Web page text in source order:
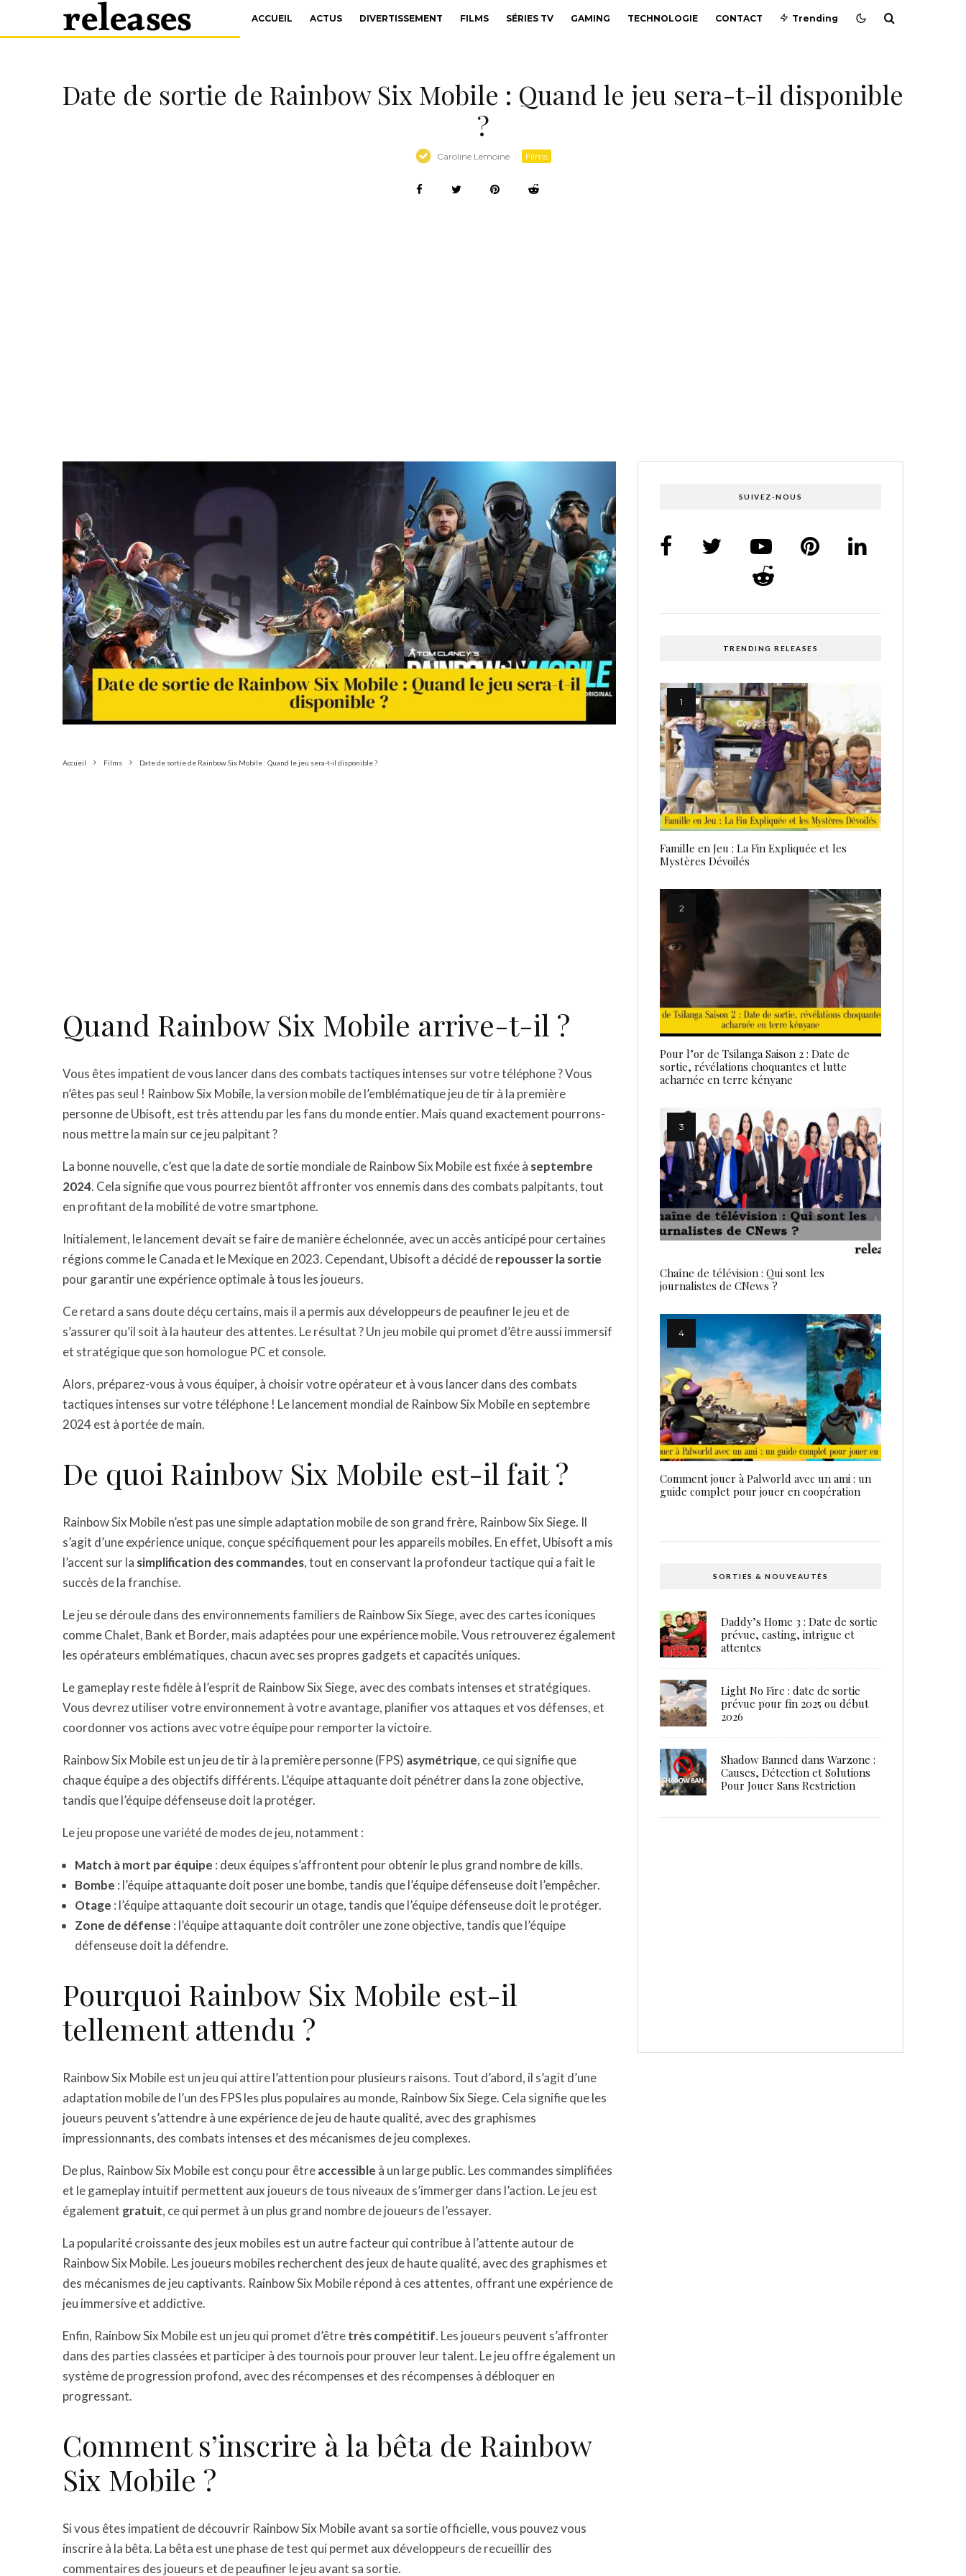
ACCUEIL ACTUS DIVERTISSEMENT FILMS SÉRIES TV GAMING TECHNOLOGIE CONTACT Trending
Date de sortie de Rainbow Six Mobile : Quand le jeu sera-t-il disponible
?
Caroline Lemoine · Films
Accueil Films Date de sortie de Rainbow Six Mobile : Quand le jeu sera-t-il disponible ?
Quand Rainbow Six Mobile arrive-t-il ?
Vous êtes impatient de vous lancer dans des combats tactiques intenses sur votre téléphone ? Vous
n’êtes pas seul ! Rainbow Six Mobile, la version mobile de l’emblématique jeu de tir à la première
personne de Ubisoft, est très attendu par les fans du monde entier. Mais quand exactement pourrons-
nous mettre la main sur ce jeu palpitant ?
La bonne nouvelle, c’est que la date de sortie mondiale de Rainbow Six Mobile est fixée à septembre
2024. Cela signifie que vous pourrez bientôt affronter vos ennemis dans des combats palpitants, tout
en profitant de la mobilité de votre smartphone.
Initialement, le lancement devait se faire de manière échelonnée, avec un accès anticipé pour certaines
régions comme le Canada et le Mexique en 2023. Cependant, Ubisoft a décidé derepousser la sortie
pour garantir une expérience optimale à tous les joueurs.
Ce retard a sans doute déçu certains, mais il a permis aux développeurs de peaufiner le jeu et de
s’assurer qu’il soit à la hauteur des attentes. Le résultat ? Un jeu mobile qui promet d’être aussi immersif
et stratégique que son homologue PC et console.
Alors, préparez-vous à vous équiper, à choisir votre opérateur et à vous lancer dans des combats
tactiques intenses sur votre téléphone ! Le lancement mondial de Rainbow Six Mobile en septembre
2024 est à portée de main.
De quoi Rainbow Six Mobile est-il fait ?
Rainbow Six Mobile n’est pas une simple adaptation mobile de son grand frère, Rainbow Six Siege. Il
s’agit d’une expérience unique, conçue spécifiquement pour les appareils mobiles. En effet, Ubisoft a mis
l’accent sur la simplification des commandes, tout en conservant la profondeur tactique qui a fait le
succès de la franchise.
Le jeu se déroule dans des environnements familiers de Rainbow Six Siege, avec des cartes iconiques
comme Chalet, Bank et Border, mais adaptées pour une expérience mobile. Vous retrouverez également
les opérateurs emblématiques, chacun avec ses propres gadgets et capacités uniques.
Le gameplay reste fidèle à l’esprit de Rainbow Six Siege, avec des combats intenses et stratégiques.
Vous devrez utiliser votre environnement à votre avantage, planifier vos attaques et vos défenses, et
coordonner vos actions avec votre équipe pour remporter la victoire.
Rainbow Six Mobile est un jeu de tir à la première personne (FPS) asymétrique, ce qui signifie que
chaque équipe a des objectifs différents. L’équipe attaquante doit pénétrer dans la zone objective,
tandis que l’équipe défenseuse doit la protéger.
Le jeu propose une variété de modes de jeu, notamment :
Match à mort par équipe : deux équipes s’affrontent pour obtenir le plus grand nombre de kills.
Bombe : l’équipe attaquante doit poser une bombe, tandis que l’équipe défenseuse doit l’empêcher.
Otage : l’équipe attaquante doit secourir un otage, tandis que l’équipe défenseuse doit le protéger.
Zone de défense : l’équipe attaquante doit contrôler une zone objective, tandis que l’équipe
défenseuse doit la défendre.
Pourquoi Rainbow Six Mobile est-il
tellement attendu ?
Rainbow Six Mobile est un jeu qui attire l’attention pour plusieurs raisons. Tout d’abord, il s’agit d’une
adaptation mobile de l’un des FPS les plus populaires au monde, Rainbow Six Siege. Cela signifie que les
joueurs peuvent s’attendre à une expérience de jeu de haute qualité, avec des graphismes
impressionnants, des combats intenses et des mécanismes de jeu complexes.
De plus, Rainbow Six Mobile est conçu pour êtreaccessible à un large public. Les commandes simplifiées
et le gameplay intuitif permettent aux joueurs de tous niveaux de s’immerger dans l’action. Le jeu est
également gratuit, ce qui permet à un plus grand nombre de joueurs de l’essayer.
La popularité croissante des jeux mobiles est un autre facteur qui contribue à l’attente autour de
Rainbow Six Mobile. Les joueurs mobiles recherchent des jeux de haute qualité, avec des graphismes et
des mécanismes de jeu captivants. Rainbow Six Mobile répond à ces attentes, offrant une expérience de
jeu immersive et addictive.
Enfin, Rainbow Six Mobile est un jeu qui promet d’êtretrès compétitif. Les joueurs peuvent s’affronter
dans des parties classées et participer à des tournois pour prouver leur talent. Le jeu offre également un
système de progression profond, avec des récompenses et des récompenses à débloquer en
progressant.
Comment s’inscrire à la bêta de Rainbow
Six Mobile ?
Si vous êtes impatient de découvrir Rainbow Six Mobile avant sa sortie officielle, vous pouvez vous
inscrire à la bêta. La bêta est une phase de test qui permet aux développeurs de recueillir des
commentaires des joueurs et de peaufiner le jeu avant sa sortie.
SUIVEZ-NOUS
TRENDING RELEASES
Famille en Jeu : La Fin Expliquée et les
Mystères Dévoilés
Pour l’or de Tsilanga Saison 2 : Date de
sortie, révélations choquantes et lutte
acharnée en terre kényane
Chaîne de télévision : Qui sont les
journalistes de CNews ?
Comment jouer à Palworld avec un ami : un
guide complet pour jouer en coopération
SORTIES & NOUVEAUTÉS
Daddy’s Home 3 : Date de sortie
prévue, casting, intrigue et
attentes
Light No Fire : date de sortie
prévue pour fin 2025 ou début
2026
Shadow Banned dans Warzone :
Causes, Détection et Solutions
Pour Jouer Sans Restriction